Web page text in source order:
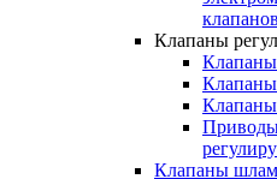
клапанов
Клапаны
Клапаны